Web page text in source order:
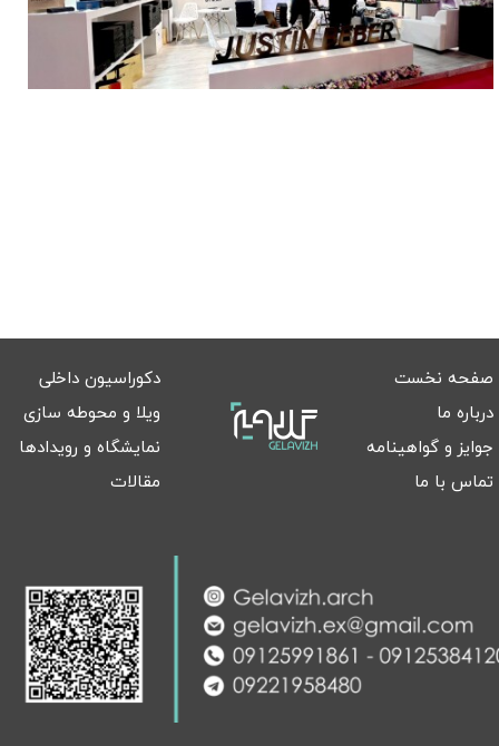
صفحه نخست
درباره ما
جوایز و گواهینامه
تماس با ما
دکوراسیون داخلی
ویلا و محوطه سازی
نمایشگاه و رویدادها
مقالات